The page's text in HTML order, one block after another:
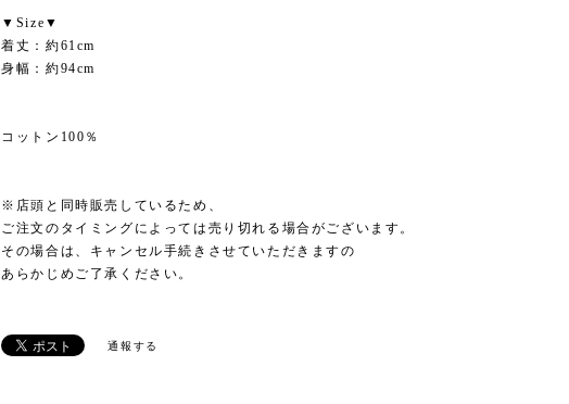
▼Size▼
着丈：約61cm
身幅：約94cm
コットン100％
※店頭と同時販売しているため、
ご注文のタイミングによっては売り切れる場合がございます。
その場合は、キャンセル手続きさせていただきますの
あらかじめご了承ください。
通報する